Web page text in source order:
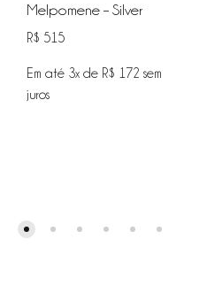
Melpomene – Silver
R$ 515
Em até 3x de R$ 172 sem
juros